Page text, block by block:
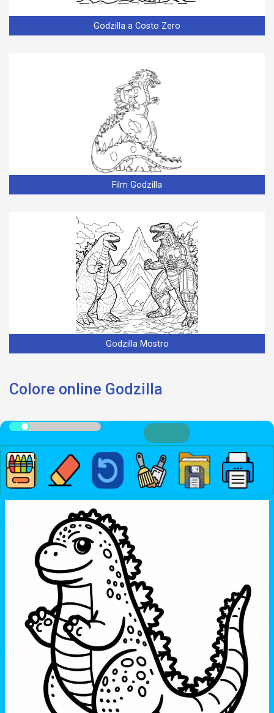
Godzilla a Costo Zero
Film Godzilla
Godzilla Mostro
Colore online Godzilla